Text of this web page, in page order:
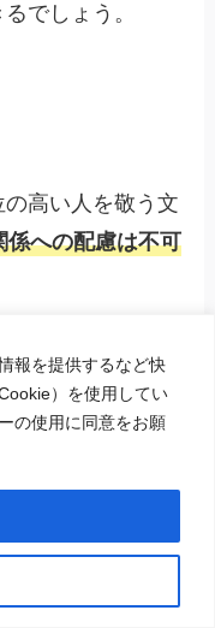
報を提供するなど快
）を使用してい
の使用に同意をお願
でしょう。
高い人を敬う文
係への配慮は不可
度を使い分け、
が上の人には敬
ます。
ため避けた方が